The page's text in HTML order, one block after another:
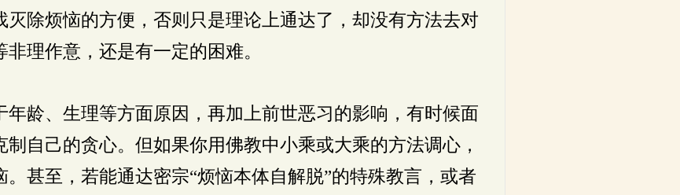
灭除烦恼的方便，否则只是理论上通达了，却没有方法去对
理作意，还是有一定的困难。
年龄、生理等方面原因，再加上前世恶习的影响，有时候面
自己的贪心。但如果你用佛教中小乘或大乘的方法调心，
。甚至，若能通达密宗“烦恼本体自解脱”的特殊教言，或者